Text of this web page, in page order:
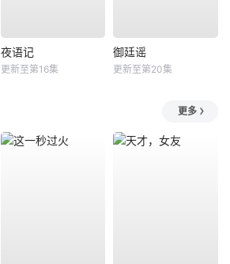
夜语记
更新至第16集
御廷谣
更新至第20集
更多